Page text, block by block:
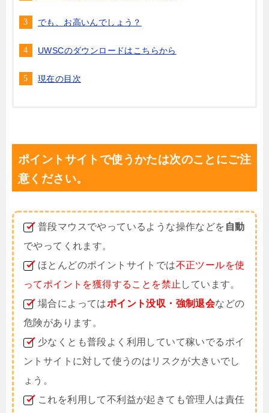
でも、お高いんでしょう？
UWSCのダウンロードはこちらから
現在の目次
ポイントサイトで使うかたは次のことにご注
意ください。
普段マウスでやっているような操作などを 自動
でやってくれます。
ほとんどのポイントサイトでは不正ツールを使
ってポイントを獲得することを禁止 しています。
場合によってはポイント没収・強制退会などの
危険があります。
少なくとも普段よく利用していて稼いでるポイ
ントサイトに対して使うのはリスクが大きいでし
ょう。
これを利用して不利益が起きても管理人は責任